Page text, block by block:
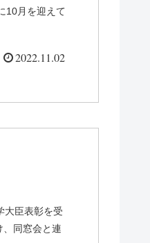
10月を迎えて
2022.11.02
大臣表彰を受
同窓会と連